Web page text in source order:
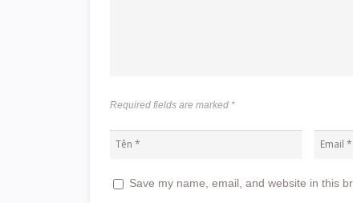
Required fields are marked *
Save my name, email, and website in this